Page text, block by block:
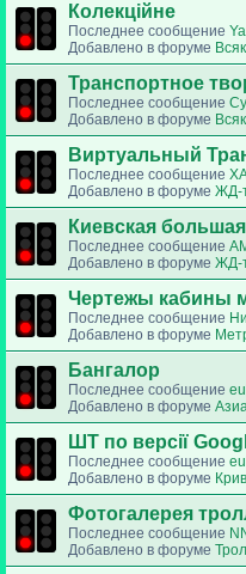
Колекційне
Последнее сообщение
Добавлено в форуме
Транспортное
Последнее сообщение
Добавлено в форуме
Виртуальный
Последнее сообщение
Добавлено в форуме ЖД-
Киевская
Последнее сообщение
Добавлено в форуме ЖД-
Чертежы кабины
Последнее сообщение
Добавлено в форуме
Бангалор
Последнее сообщение
Добавлено в форуме
ШТ по версії
Последнее сообщение
Добавлено в форуме
Фотогалерея
Последнее сообщение
Добавлено в форуме